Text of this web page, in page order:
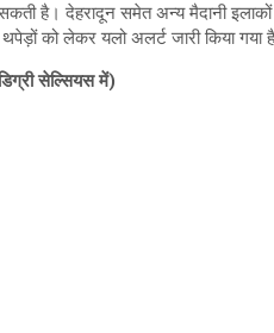
सकती है। देहरादून समेत अन्य मैदानी
को लेकर यलो अलर्ट जारी किया गया है
सेल्सियस में)